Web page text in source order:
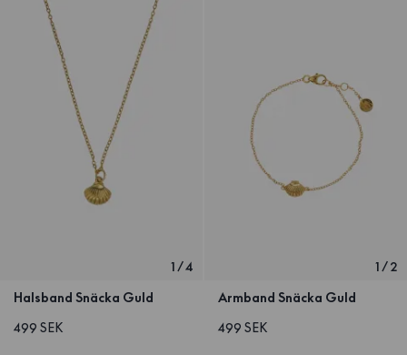
1/4
Halsband Snäcka Guld
499 SEK
1/2
Armband Snäcka Guld
499 SEK